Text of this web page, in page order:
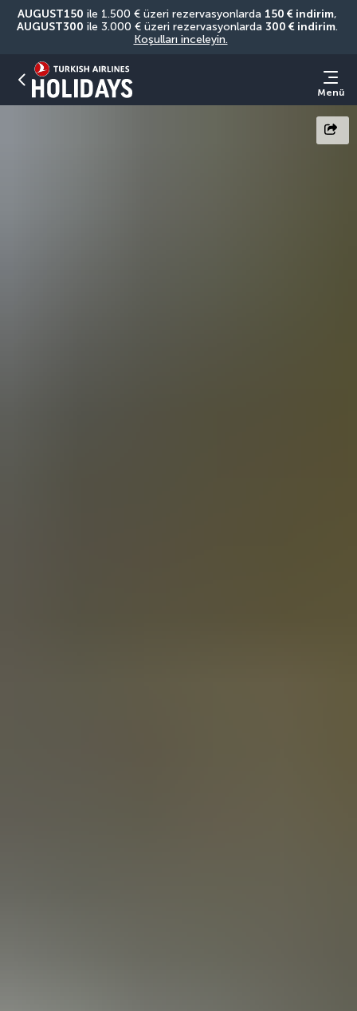
AUGUST150 ile 1.500 € üzeri rezervasyonlarda 150 € indirim
AUGUST300 ile 3.000 € üzeri rezervasyonlarda 300 € indirim
Koşulları inceleyin.
Menü